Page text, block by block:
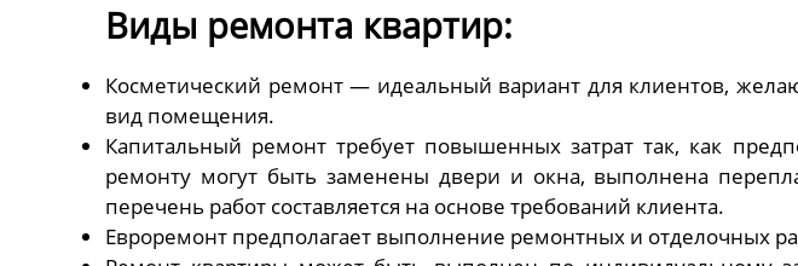
Виды ремонта квартир:
Косметический ремонт — идеальный вариант для клиентов,
вид помещения.
Капитальный ремонт требует повышенных затрат так, как
ремонту могут быть заменены двери и окна, выполнена
перечень работ составляется на основе требований клиента.
Евроремонт предполагает выполнение ремонтных и отделочных